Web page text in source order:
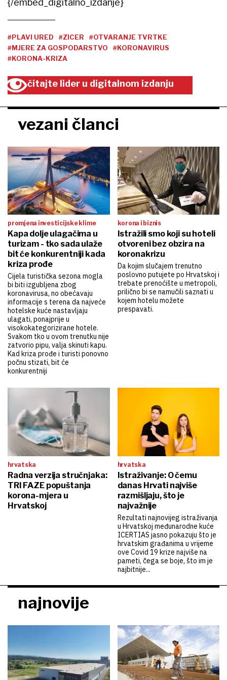
#PLAVI URED #ZICER
#OTVARANJE TVRTKE
#MJERE ZA GOSPODARSTVO
#KORONAVIRUS
#KORONA-KRIZA
čitajte lider u digitalnom izdanju
vezani članci
promjena investicijske klime
Kapa dolje ulagačima u
turizam - tko sada ulaže
bit će konkurentniji kada
kriza prođe
Cijela turistička sezona mogla
bi biti izgubljena zbog
koronavirusa, no obećavaju
informacije s terena da najveće
hotelske kuće nastavljaju
ulagati, ponajprije u
visokokategorizirane hotele.
Svakom tko u ovom trenutku nije
zatvorio pipu, valja skinuti kapu.
Kad kriza prođe i turisti ponovno
počnu stizati, bit će
konkurentniji
korona i biznis
Istražili smo koji su hoteli
otvoreni bez obzira na
koronakrizu
Da kojim slučajem trenutno
poslovno putujete po Hrvatskoj i
trebate prenoćište u metropoli,
prilično bi se namučili saznati u
kojem hotelu možete
prespavati.
hrvatska
Radna verzija stručnjaka:
TRI FAZE popuštanja
korona-mjera u
Hrvatskoj
hrvatska
Istraživanje: O čemu
danas Hrvati najviše
razmišljaju, što je
najvažnije
Rezultati najnovijeg istraživanja
u Hrvatskoj međunarodne kuće
ICERTIAS jasno pokazuju što je
hrvatskim građanima u vrijeme
ove Covid 19 krize najviše na
pameti, čega se boje, što im je
najbitnije...
najnovije